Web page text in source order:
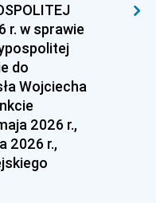
r. w sprawie
do
Wojciecha
2026 r.,
2026 r.,